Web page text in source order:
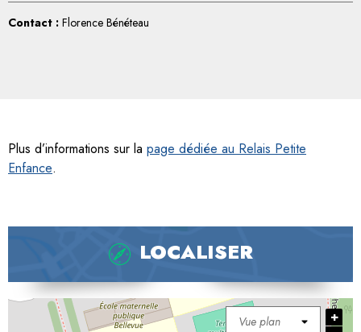
Contact : Florence Bénéteau
Plus d’informations sur la page dédiée au Relais Petite
Enfance.
LOCALISER
+